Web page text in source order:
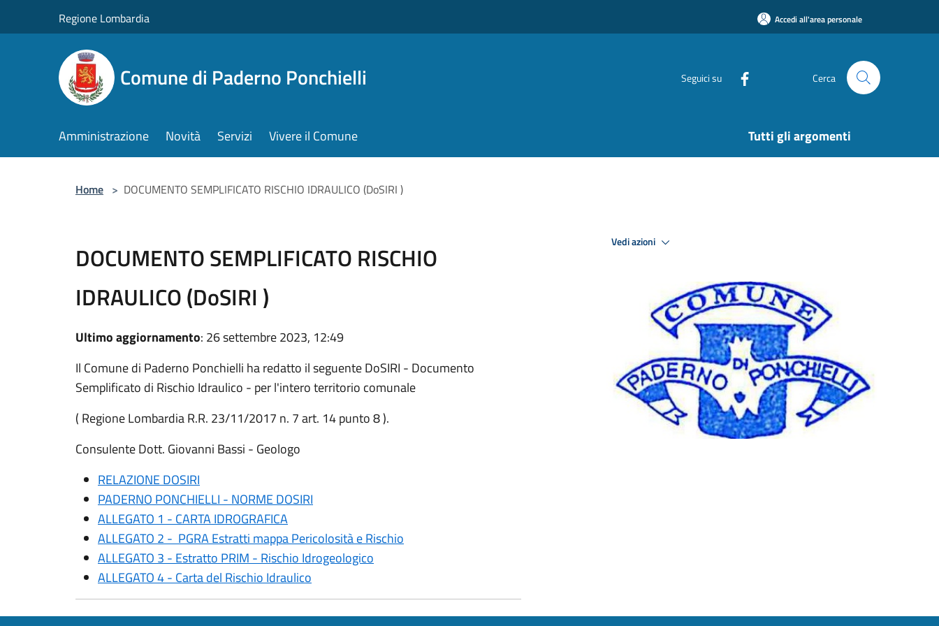
Regione Lombardia Accedi all'area personale
Comune di Paderno Ponchielli Seguici su Cerca
Amministrazione Novità Servizi Vivere il Comune Tutti gli argomenti
Home > DOCUMENTO SEMPLIFICATO RISCHIO IDRAULICO (DoSIRI )
DOCUMENTO SEMPLIFICATO RISCHIO
IDRAULICO (DoSIRI )
Ultimo aggiornamento: 26 settembre 2023, 12:49
Il Comune di Paderno Ponchielli ha redatto il seguente DoSIRI - Documento
Semplificato di Rischio Idraulico - per l'intero territorio comunale
( Regione Lombardia R.R. 23/11/2017 n. 7 art. 14 punto 8 ).
Consulente Dott. Giovanni Bassi - Geologo
RELAZIONE DOSIRI
PADERNO PONCHIELLI - NORME DOSIRI
ALLEGATO 1 - CARTA IDROGRAFICA
ALLEGATO 2 - PGRA Estratti mappa Pericolosità e Rischio
ALLEGATO 3 - Estratto PRIM - Rischio Idrogeologico
ALLEGATO 4 - Carta del Rischio Idraulico
Vedi azioni